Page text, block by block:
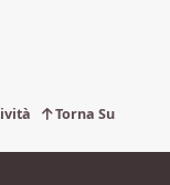
Torna Su